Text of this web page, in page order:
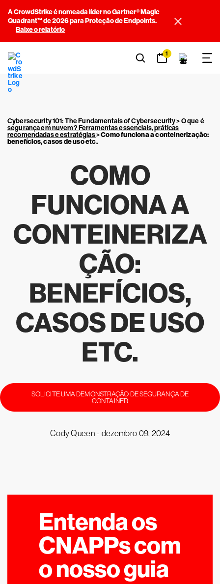
A CrowdStrike é nomeada líder no Gartner® Magic
Quadrant™ de 2026 para Proteção de Endpoints.
Baixe o relatório
1
Cybersecurity 101: The Fundamentals of Cybersecurity>O que é
segurança em nuvem? Ferramentas essenciais, práticas
recomendadas e estratégias>Como funciona a conteinerização:
benefícios, casos de uso etc.
COMO
FUNCIONA A
CONTEINERIZA
ÇÃO:
BENEFÍCIOS,
CASOS DE USO
ETC.
SOLICITE UMA DEMONSTRAÇÃO DE SEGURANÇA DE
CONTAINER
Cody Queen - dezembro 09, 2024
Entenda os
CNAPPs com
o nosso guia